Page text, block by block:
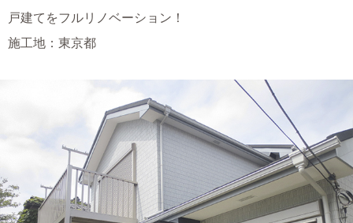
戸建てをフルリノベーション！
施工地：東京都